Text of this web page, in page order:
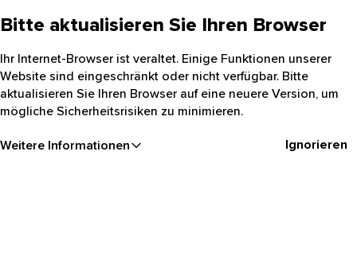
Bitte aktualisieren Sie Ihren Browser
Ihr Internet-Browser ist veraltet. Einige Funktionen unserer
Website sind eingeschränkt oder nicht verfügbar. Bitte
aktualisieren Sie Ihren Browser auf eine neuere Version, um
mögliche Sicherheitsrisiken zu minimieren.
Weitere Informationen Ignorieren